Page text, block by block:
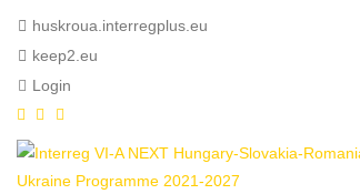
huskroua.interregplus.eu
keep2.eu
Login